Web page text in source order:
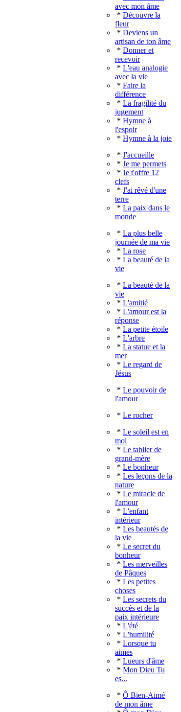
avec mon âme
* Découvre la
fleur
* Deviens un
artisan de ton âme
* Donner et
recevoir
* L'eau analogie
avec la vie
* Faire la
différence
* La fragilité du
jugement
* Hymne à
l'espoir
* Hymne à la joie
* J'accueille
* Je me permets
* Je t'offre 12
clefs
* J'ai rêvé d'une
terre
* La paix dans le
monde
* La plus belle
journée de ma vie
* La rose
* La beauté de la
vie
* La beauté de la
vie
* L'amitié
* L'amour est la
réponse
* La petite étoile
* L'arbre
* La statue et la
mer
* Le regard de
Jésus
* Le pouvoir de
l'amour
* Le rocher
* Le soleil est en
moi
* Le tablier de
grand-mère
* Le bonheur
* Les leçons de la
nature
* Le miracle de
l'amour
* L'enfant
intérieur
* Les beautés de
la vie
* Le secret du
bonheur
* Les merveilles
de Pâques
* Les petites
choses
* Les secrets du
succès et de la
paix intérieure
* L'été
* L'humilité
* Lorsque tu
aimes
* Lueurs d'âme
* Mon Dieu Tu
es...
* Ô Bien-Aimé
de mon âme